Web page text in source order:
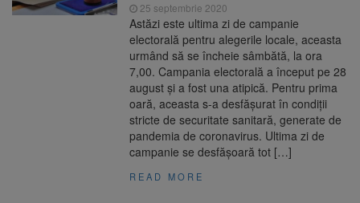
25 septembrie 2020
Astăzi este ultima zi de campanie
electorală pentru alegerile locale, aceasta
urmând să se încheie sâmbătă, la ora
7,00. Campania electorală a început pe 28
august şi a fost una atipică. Pentru prima
oară, aceasta s-a desfăşurat în condiţii
stricte de securitate sanitară, generate de
pandemia de coronavirus. Ultima zi de
campanie se desfăşoară tot […]
READ MORE